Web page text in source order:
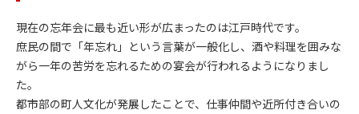
現在の忘年会に最も近い形が広まったのは江戸時代です。
庶民の間で「年忘れ」という言葉が一般化し、酒や料理を囲みな
がら一年の苦労を忘れるための宴会が行われるようになりまし
た。
都市部の町人文化が発展したことで、仕事仲間や近所付き合いの